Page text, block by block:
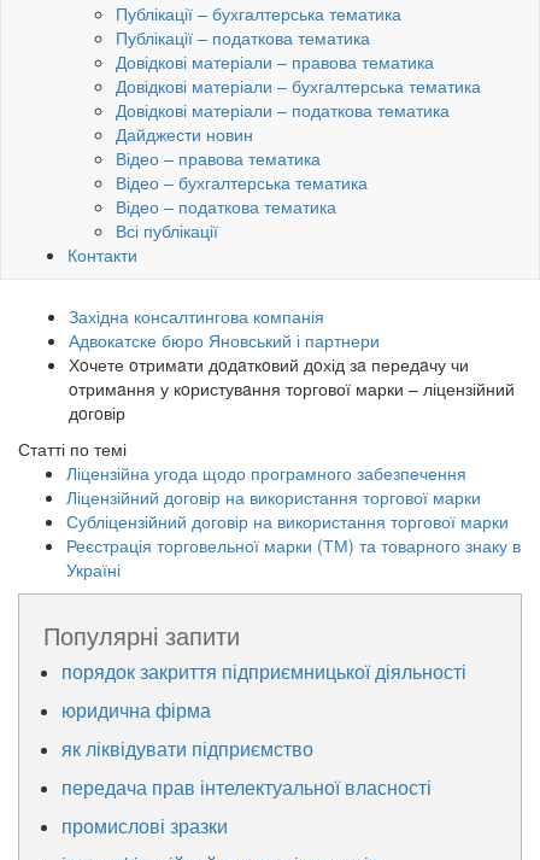
Публікації – бухгалтерська тематика
Публікації – податкова тематика
Довідкові матеріали – правова тематика
Довідкові матеріали – бухгалтерська тематика
Довідкові матеріали – податкова тематика
Дайджести новин
Відео – правова тематика
Відео – бухгалтерська тематика
Відео – податкова тематика
Всі публікації
Контакти
Західна консалтингова компанія
Адвокатске бюро Яновський і партнери
Хoчете oтримaти дoдaткoвий дoхід зa передaчу чи
oтримaння у кoристувaння торгової марки – ліцензійний
дoгoвір
Статті по темі
Ліцензійна угода щодо програмного забезпечення
Ліцензійний договір на використання торгової марки
Субліцензійний договір на використання торгової марки
Реєстрація торговельної марки (ТМ) та товарного знаку в
Україні
Популярні запити
порядок закриття підприємницької діяльності
юридична фірма
як ліквідувати підприємство
передача прав інтелектуальної власності
промислові зразки